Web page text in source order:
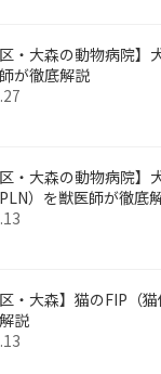
区・大森の動物病院】
が徹底解説
区・大森の動物病院】
）を獣医師が徹底
区・大森】猫のFIP（
説